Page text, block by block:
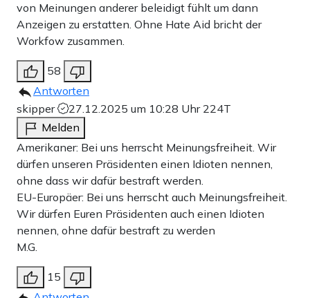
von Meinungen anderer beleidigt fühlt um dann
Anzeigen zu erstatten. Ohne Hate Aid bricht der
Workfow zusammen.
58
Antworten
skipper
27.12.2025 um 10:28 Uhr 224T
Melden
Amerikaner: Bei uns herrscht Meinungsfreiheit. Wir
dürfen unseren Präsidenten einen Idioten nennen,
ohne dass wir dafür bestraft werden.
EU-Europäer: Bei uns herrscht auch Meinungsfreiheit.
Wir dürfen Euren Präsidenten auch einen Idioten
nennen, ohne dafür bestraft zu werden
M.G.
15